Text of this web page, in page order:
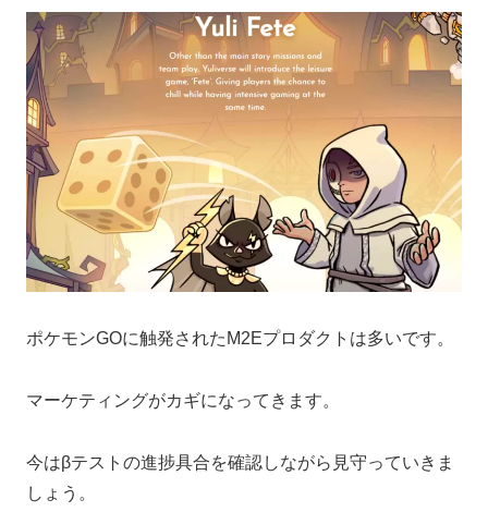
ポケモンGOに触発されたM2Eプロダクトは多いです。
マーケティングがカギになってきます。
今はβテストの進捗具合を確認しながら見守っていきま
しょう。